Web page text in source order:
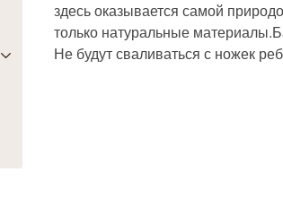
здесь оказывается самой
только натуральные
Не будут сваливаться с ножек